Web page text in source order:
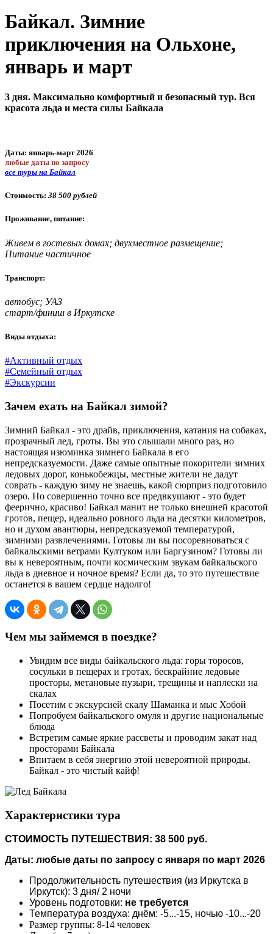
Байкал. Зимние
приключения на Ольхоне,
январь и март
3 дня. Максимально комфортный и безопасный тур. Вся
красота льда и места силы Байкала
Даты: январь-март 2026
любые даты по запросу
все туры на Байкал
Стоимость: 38 500 рублей
Проживание, питание:
Живем в гостевых домах; двухместное размещение;
Питание частичное
Транспорт:
автобус; УАЗ
старт/финиш в Иркутске
Виды отдыха:
#Активный отдых
#Семейный отдых
#Экскурсии
Зачем ехать на Байкал зимой?
Зимний Байкал - это драйв, приключения, катания на собаках,
прозрачный лед, гроты. Вы это слышали много раз, но
настоящая изюминка зимнего Байкала в его
непредсказуемости. Даже самые опытные покорители зимних
ледовых дорог, конькобежцы, местные жители не дадут
соврать - каждую зиму не знаешь, какой сюрприз подготовило
озеро. Но совершенно точно все предвкушают - это будет
феерично, красиво! Байкал манит не только внешней красотой
гротов, пещер, идеально ровного льда на десятки километров,
но и духом авантюры, непредсказуемой температурой,
зимними развлечениями. Готовы ли вы посоревноваться с
байкальскими ветрами Култуком или Баргузином? Готовы ли
вы к невероятным, почти космическим звукам байкальского
льда в дневное и ночное время? Если да, то это путешествие
останется в вашем сердце надолго!
Чем мы займемся в поездке?
Увидим все виды байкальского льда: горы торосов,
сосульки в пещерах и гротах, бескрайние ледовые
просторы, метановые пузыри, трещины и наплески на
скалах
Посетим с экскурсией скалу Шаманка и мыс Хобой
Попробуем байкальского омуля и другие национальные
блюда
Встретим самые яркие рассветы и проводим закат над
просторами Байкала
Впитаем в себя энергию этой невероятной природы.
Байкал - это чистый кайф!
Характеристики тура
СТОИМОСТЬ ПУТЕШЕСТВИЯ: 38 500 руб.
Даты: любые даты по запросу с января по март 2026
Продолжительность путешествия (из Иркутска в
Иркутск): 3 дня/ 2 ночи
Уровень подготовки: не требуется
Температура воздуха: днём: -5...-15, ночью -10...-20
Размер группы: 8-14 человек